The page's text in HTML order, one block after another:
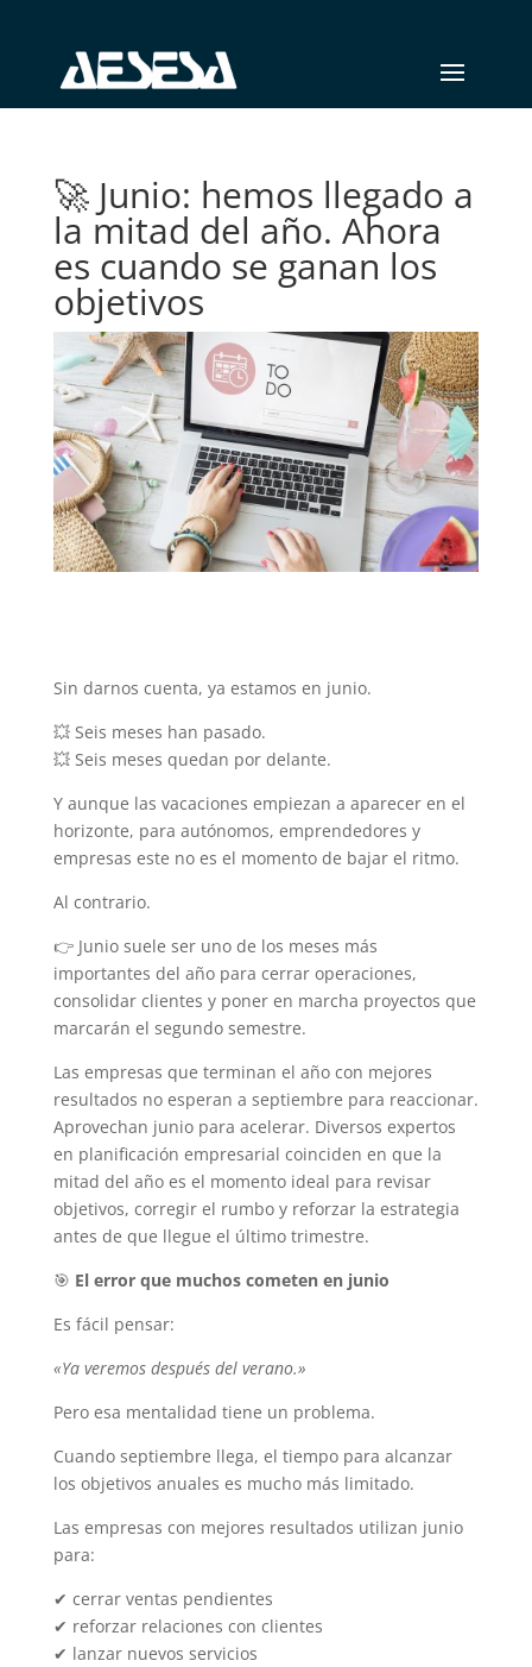
🚀 Junio: hemos llegado a
la mitad del año. Ahora
es cuando se ganan los
objetivos
Sin darnos cuenta, ya estamos en junio.
💥 Seis meses han pasado.
💥 Seis meses quedan por delante.
Y aunque las vacaciones empiezan a aparecer en el
horizonte, para autónomos, emprendedores y
empresas este no es el momento de bajar el ritmo.
Al contrario.
👉 Junio suele ser uno de los meses más
importantes del año para cerrar operaciones,
consolidar clientes y poner en marcha proyectos que
marcarán el segundo semestre.
Las empresas que terminan el año con mejores
resultados no esperan a septiembre para reaccionar.
Aprovechan junio para acelerar. Diversos expertos
en planificación empresarial coinciden en que la
mitad del año es el momento ideal para revisar
objetivos, corregir el rumbo y reforzar la estrategia
antes de que llegue el último trimestre.
🎯 El error que muchos cometen en junio
Es fácil pensar:
«Ya veremos después del verano.»
Pero esa mentalidad tiene un problema.
Cuando septiembre llega, el tiempo para alcanzar
los objetivos anuales es mucho más limitado.
Las empresas con mejores resultados utilizan junio
para:
✔ cerrar ventas pendientes
✔ reforzar relaciones con clientes
✔ lanzar nuevos servicios